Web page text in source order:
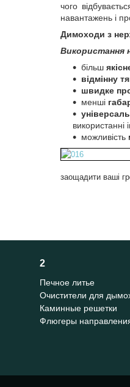
чого
навантажень і
Димоходи з
Використання
більш
відмінну
швидке
менші
можливість
заощадити ваші
2
Печное литье
Очистители для
Каминные решетки
Флюгеры